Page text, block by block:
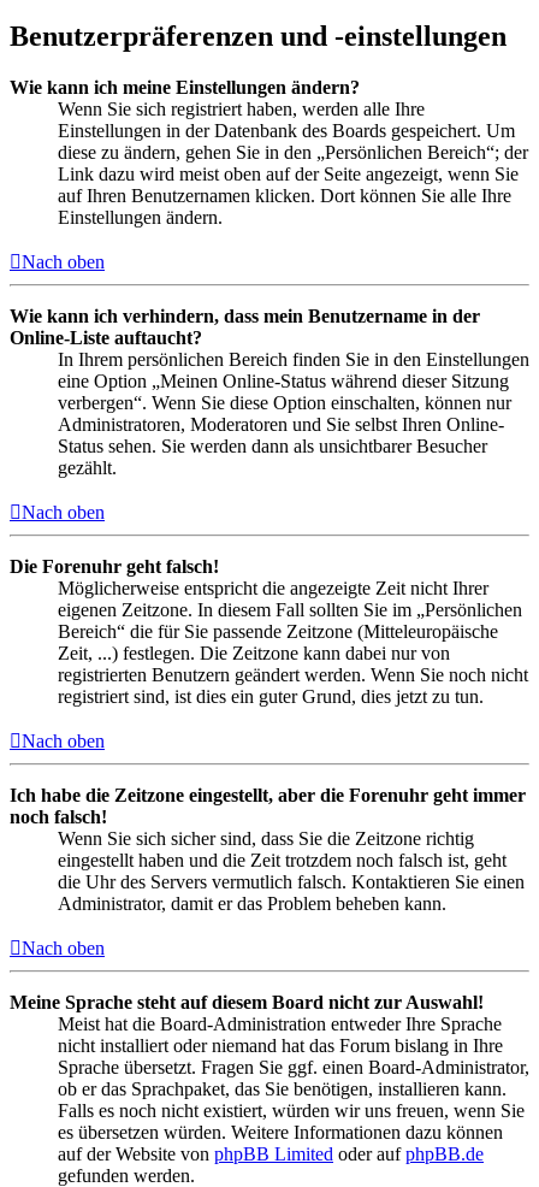
Benutzerpräferenzen und -einstellungen
Wie kann ich meine Einstellungen ändern?
Wenn Sie sich registriert haben, werden alle Ihre
Einstellungen in der Datenbank des Boards gespeichert. Um
diese zu ändern, gehen Sie in den „Persönlichen Bereich“; der
Link dazu wird meist oben auf der Seite angezeigt, wenn Sie
auf Ihren Benutzernamen klicken. Dort können Sie alle Ihre
Einstellungen ändern.
Nach oben
Wie kann ich verhindern, dass mein Benutzername in der
Online-Liste auftaucht?
In Ihrem persönlichen Bereich finden Sie in den Einstellungen
eine Option „Meinen Online-Status während dieser Sitzung
verbergen“. Wenn Sie diese Option einschalten, können nur
Administratoren, Moderatoren und Sie selbst Ihren Online-
Status sehen. Sie werden dann als unsichtbarer Besucher
gezählt.
Nach oben
Die Forenuhr geht falsch!
Möglicherweise entspricht die angezeigte Zeit nicht Ihrer
eigenen Zeitzone. In diesem Fall sollten Sie im „Persönlichen
Bereich“ die für Sie passende Zeitzone (Mitteleuropäische
Zeit, ...) festlegen. Die Zeitzone kann dabei nur von
registrierten Benutzern geändert werden. Wenn Sie noch nicht
registriert sind, ist dies ein guter Grund, dies jetzt zu tun.
Nach oben
Ich habe die Zeitzone eingestellt, aber die Forenuhr geht immer
noch falsch!
Wenn Sie sich sicher sind, dass Sie die Zeitzone richtig
eingestellt haben und die Zeit trotzdem noch falsch ist, geht
die Uhr des Servers vermutlich falsch. Kontaktieren Sie einen
Administrator, damit er das Problem beheben kann.
Nach oben
Meine Sprache steht auf diesem Board nicht zur Auswahl!
Meist hat die Board-Administration entweder Ihre Sprache
nicht installiert oder niemand hat das Forum bislang in Ihre
Sprache übersetzt. Fragen Sie ggf. einen Board-Administrator,
ob er das Sprachpaket, das Sie benötigen, installieren kann.
Falls es noch nicht existiert, würden wir uns freuen, wenn Sie
es übersetzen würden. Weitere Informationen dazu können
auf der Website von phpBB Limited oder aufphpBB.de
gefunden werden.